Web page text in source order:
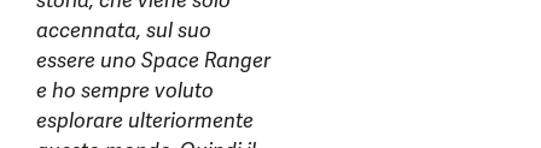
accennata, sul suo
essere uno Space Ranger
e ho sempre voluto
esplorare ulteriormente